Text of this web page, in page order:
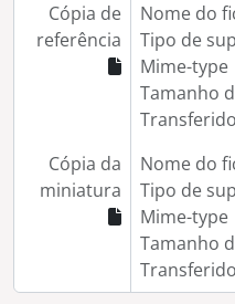
Cópia de
referência
Nome do
Tipo de
Mime-type
Tamanho
Transferido
Cópia da
miniatura
Nome do
Tipo de
Mime-type
Tamanho
Transferido